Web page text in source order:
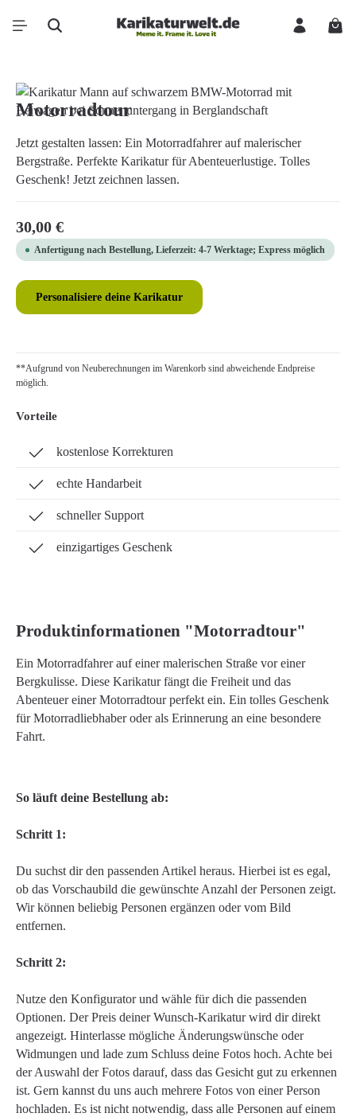
Zum Hauptinhalt springen
Bildergalerie überspringen
Motorradtour
Jetzt gestalten lassen: Ein Motorradfahrer auf malerischer
Bergstraße. Perfekte Karikatur für Abenteuerlustige. Tolles
Geschenk! Jetzt zeichnen lassen.
Regulärer Preis:
30,00 €
Anfertigung nach Bestellung, Lieferzeit: 4-7 Werktage; Express möglich
Personalisiere deine Karikatur
**Aufgrund von Neuberechnungen im Warenkorb sind abweichende Endpreise
möglich.
Vorteile
kostenlose Korrekturen
echte Handarbeit
schneller Support
einzigartiges Geschenk
Produktinformationen "Motorradtour"
Ein Motorradfahrer auf einer malerischen Straße vor einer
Bergkulisse. Diese Karikatur fängt die Freiheit und das
Abenteuer einer Motorradtour perfekt ein. Ein tolles Geschenk
für Motorradliebhaber oder als Erinnerung an eine besondere
Fahrt.
So läuft deine Bestellung ab:
Schritt 1:
Du suchst dir den passenden Artikel heraus. Hierbei ist es egal,
ob das Vorschaubild die gewünschte Anzahl der Personen zeigt.
Wir können beliebig Personen ergänzen oder vom Bild
entfernen.
Schritt 2:
Nutze den Konfigurator und wähle für dich die passenden
Optionen. Der Preis deiner Wunsch-Karikatur wird dir direkt
angezeigt. Hinterlasse mögliche Änderungswünsche oder
Widmungen und lade zum Schluss deine Fotos hoch. Achte bei
der Auswahl der Fotos darauf, dass das Gesicht gut zu erkennen
ist. Gern kannst du uns auch mehrere Fotos von einer Person
hochladen. Es ist nicht notwendig, dass alle Personen auf einem